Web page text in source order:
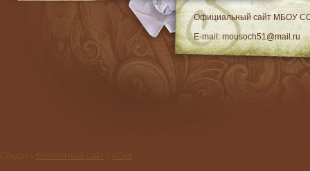
Официальный сайт МБОУ
E-mail: mousoch51@mail.ru
RSS
Создать бесплатный сайт с uCoz